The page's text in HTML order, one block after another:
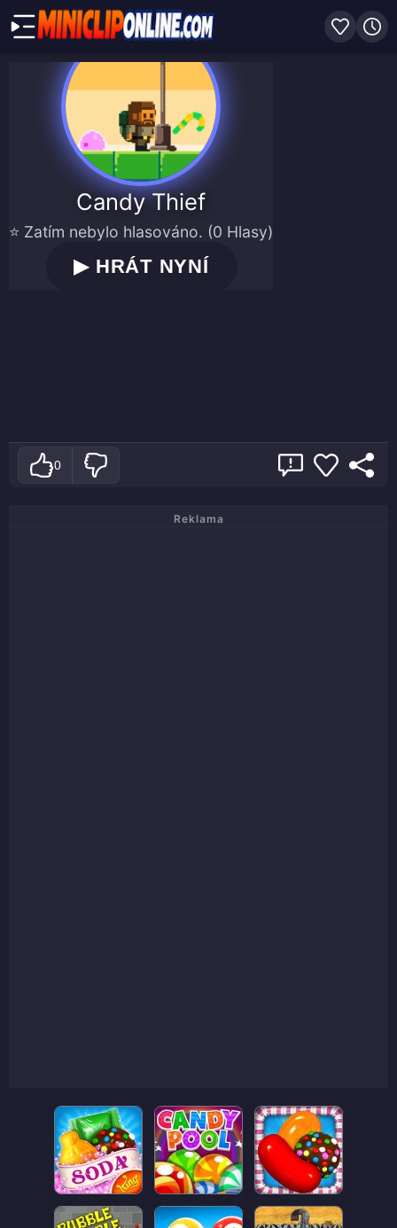
Candy Thief
⭐ Zatím nebylo hlasováno. (0 Hlasy)
▶HRÁT NYNÍ
0
Reklama